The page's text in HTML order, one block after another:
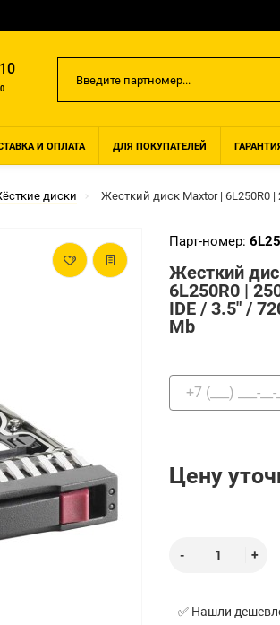
И ОПЛАТА ДЛЯ ПОКУПАТЕЛЕЙ
диски Жесткий диск Maxtor | 6L250R0 |
Парт-номер:
Жесткий
6L250R0 |
IDE / 3.5" /
Mb
Цену
✅ Нашли